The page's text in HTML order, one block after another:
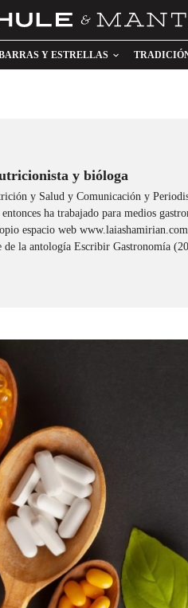
Y ESTRELLAS
y bióloga
y Salud y Comunicación y
ha trabajado para medios
espacio web
de la antología Escribir Gastronomía